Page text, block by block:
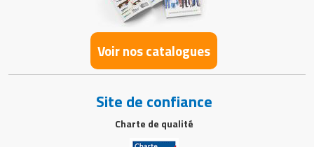
Voir nos catalogues
Site de confiance
Charte de qualité